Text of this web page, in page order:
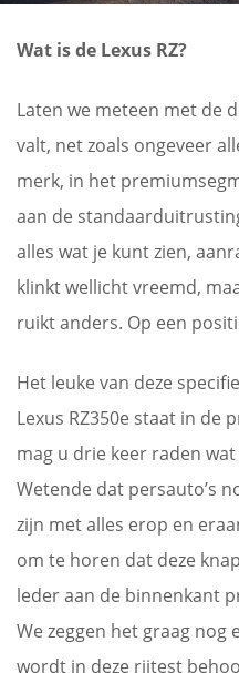
Wat is de Lexus RZ?
Laten we meteen met de
valt, net zoals ongeveer
merk, in het
aan de
alles wat je kunt zien,
klinkt wellicht vreemd,
ruikt anders. Op een
Het leuke van deze
Lexus RZ350e staat in de
mag u drie keer raden
Wetende dat persauto’s
zijn met alles erop en
om te horen dat deze
leder aan de binnenkant
We zeggen het graag nog
wordt in deze rijtest